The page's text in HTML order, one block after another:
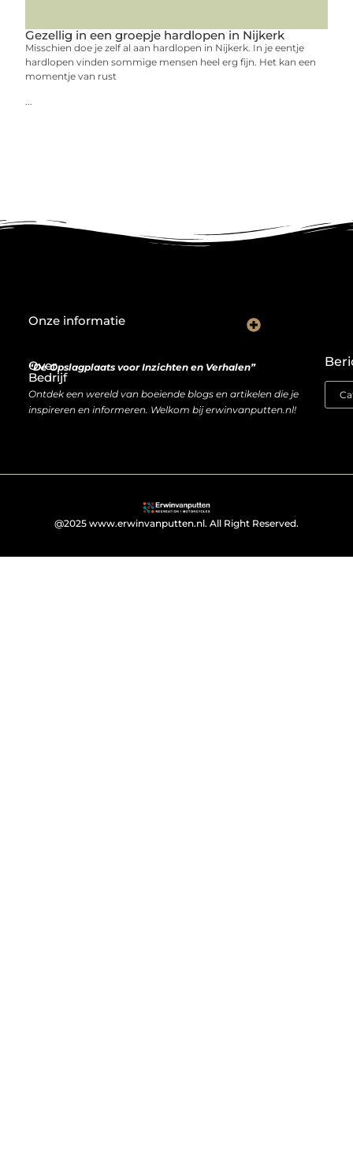
Gezellig in een groepje hardlopen in Nijkerk
Misschien doe je zelf al aan hardlopen in Nijkerk. In je eentje
hardlopen vinden sommige mensen heel erg fijn. Het kan een
momentje van rust
Over
Bedrijf
“De Opslagplaats voor Inzichten en Verhalen”
Ontdek een wereld van boeiende blogs en artikelen die je
inspireren en informeren. Welkom bij erwinvanputten.nl!
Onze informatie
@2025 www.erwinvanputten.nl. All Right Reserved.